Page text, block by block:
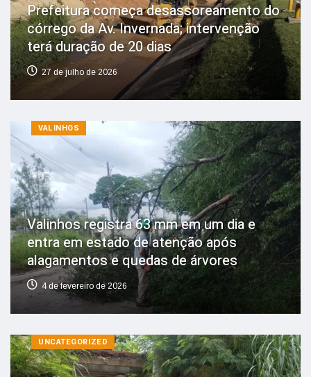
Prefeitura começa desassoreamento do
córrego da Av. Invernada; intervenção
terá duração de 20 dias
27 de julho de 2026
VALINHOS
Valinhos registra 63 mm em um dia e
entra em estado de atenção após
alagamentos e quedas de árvores
4 de fevereiro de 2026
UNCATEGORIZED